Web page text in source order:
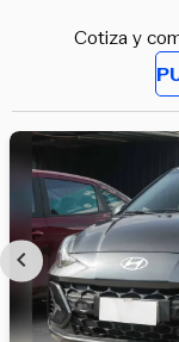
Cotiza y